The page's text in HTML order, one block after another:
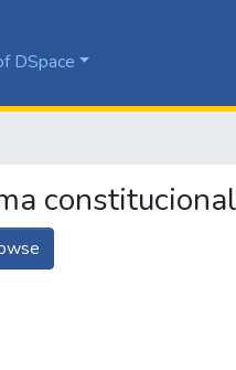
DSpace